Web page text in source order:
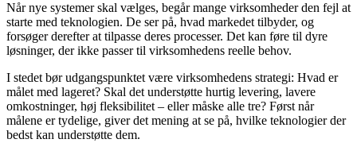
Når nye systemer skal vælges, begår mange virksomheder den fejl at
starte med teknologien. De ser på, hvad markedet tilbyder, og
forsøger derefter at tilpasse deres processer. Det kan føre til dyre
løsninger, der ikke passer til virksomhedens reelle behov.
I stedet bør udgangspunktet være virksomhedens strategi: Hvad er
målet med lageret? Skal det understøtte hurtig levering, lavere
omkostninger, høj fleksibilitet – eller måske alle tre? Først når
målene er tydelige, giver det mening at se på, hvilke teknologier der
bedst kan understøtte dem.